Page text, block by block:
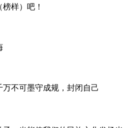
榜样）吧！
不可墨守成规，封闭自己